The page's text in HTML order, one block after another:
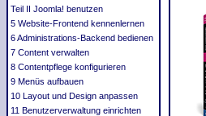
Teil II Joomla! benutzen
5 Website-Frontend kennenlernen
6 Administrations-Backend bedienen
7 Content verwalten
8 Contentpflege konfigurieren
9 Menüs aufbauen
10 Layout und Design anpassen
11 Benutzerverwaltung einrichten